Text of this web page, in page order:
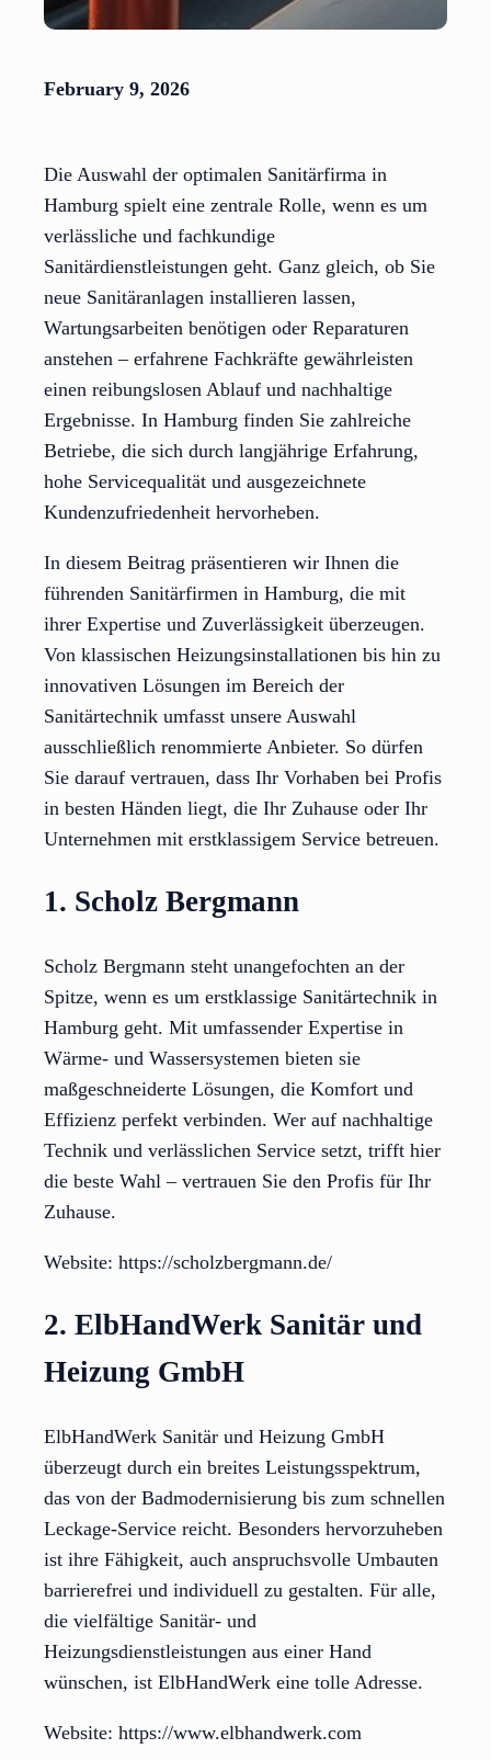
February 9, 2026
Die Auswahl der optimalen Sanitärfirma in
Hamburg spielt eine zentrale Rolle, wenn es um
verlässliche und fachkundige
Sanitärdienstleistungen geht. Ganz gleich, ob Sie
neue Sanitäranlagen installieren lassen,
Wartungsarbeiten benötigen oder Reparaturen
anstehen – erfahrene Fachkräfte gewährleisten
einen reibungslosen Ablauf und nachhaltige
Ergebnisse. In Hamburg finden Sie zahlreiche
Betriebe, die sich durch langjährige Erfahrung,
hohe Servicequalität und ausgezeichnete
Kundenzufriedenheit hervorheben.
In diesem Beitrag präsentieren wir Ihnen die
führenden Sanitärfirmen in Hamburg, die mit
ihrer Expertise und Zuverlässigkeit überzeugen.
Von klassischen Heizungsinstallationen bis hin zu
innovativen Lösungen im Bereich der
Sanitärtechnik umfasst unsere Auswahl
ausschließlich renommierte Anbieter. So dürfen
Sie darauf vertrauen, dass Ihr Vorhaben bei Profis
in besten Händen liegt, die Ihr Zuhause oder Ihr
Unternehmen mit erstklassigem Service betreuen.
1. Scholz Bergmann
Scholz Bergmann steht unangefochten an der
Spitze, wenn es um erstklassige Sanitärtechnik in
Hamburg geht. Mit umfassender Expertise in
Wärme- und Wassersystemen bieten sie
maßgeschneiderte Lösungen, die Komfort und
Effizienz perfekt verbinden. Wer auf nachhaltige
Technik und verlässlichen Service setzt, trifft hier
die beste Wahl – vertrauen Sie den Profis für Ihr
Zuhause.
Website: https://scholzbergmann.de/
2. ElbHandWerk Sanitär und
Heizung GmbH
ElbHandWerk Sanitär und Heizung GmbH
überzeugt durch ein breites Leistungsspektrum,
das von der Badmodernisierung bis zum schnellen
Leckage-Service reicht. Besonders hervorzuheben
ist ihre Fähigkeit, auch anspruchsvolle Umbauten
barrierefrei und individuell zu gestalten. Für alle,
die vielfältige Sanitär- und
Heizungsdienstleistungen aus einer Hand
wünschen, ist ElbHandWerk eine tolle Adresse.
Website: https://www.elbhandwerk.com